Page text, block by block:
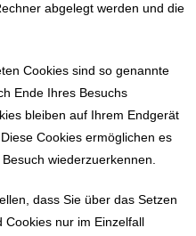
abgelegt werden und die
Cookies sind so genannte
Ende Ihres Besuchs
bleiben auf Ihrem Endgerät
Cookies ermöglichen es
wiederzuerkennen.
dass Sie über das Setzen
nur im Einzelfall